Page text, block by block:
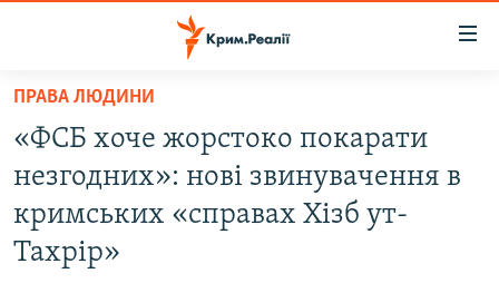
Перейти
основного
матеріалу
до
основної
ПОЛІТИКА
ПРАВА ЛЮДИНИ
«ФСБ хоче жорстоко покарати
незгодних»: нові звинувачення в
кримських «справах Хізб ут-
Тахрір»